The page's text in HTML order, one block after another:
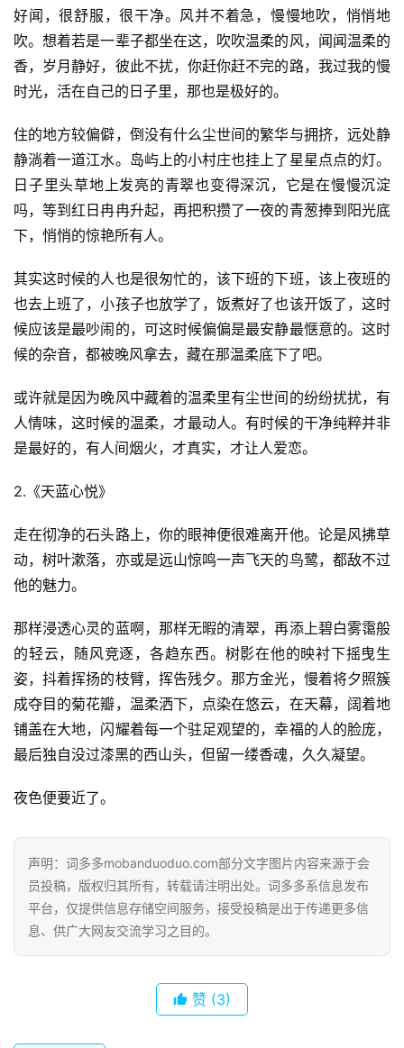
首
好闻，很舒服，很干净。风并不着急，慢慢地吹，悄悄地
吹。想着若是一辈子都坐在这，吹吹温柔的风，闻闻温柔的
香，岁月静好，彼此不扰，你赶你赶不完的路，我过我的慢
时光，活在自己的日子里，那也是极好的。
住的地方较偏僻，倒没有什么尘世间的繁华与拥挤，远处静
静淌着一道江水。岛屿上的小村庄也挂上了星星点点的灯。
日子里头草地上发亮的青翠也变得深沉，它是在慢慢沉淀
吗，等到红日冉冉升起，再把积攒了一夜的青葱捧到阳光底
下，悄悄的惊艳所有人。
其实这时候的人也是很匆忙的，该下班的下班，该上夜班的
也去上班了，小孩子也放学了，饭煮好了也该开饭了，这时
候应该是最吵闹的，可这时候偏偏是最安静最惬意的。这时
候的杂音，都被晚风拿去，藏在那温柔底下了吧。
或许就是因为晚风中藏着的温柔里有尘世间的纷纷扰扰，有
人情味，这时候的温柔，才最动人。有时候的干净纯粹并非
是最好的，有人间烟火，才真实，才让人爱恋。
2.《天蓝心悦》
走在彻净的石头路上，你的眼神便很难离开他。论是风拂草
动，树叶漱落，亦或是远山惊鸣一声飞天的鸟鹭，都敌不过
他的魅力。
那样浸透心灵的蓝啊，那样无暇的清翠，再添上碧白雾霭般
的轻云，随风竞逐，各趋东西。树影在他的映衬下摇曳生
姿，抖着挥扬的枝臂，挥告残夕。那方金光，慢着将夕照簇
成夺目的菊花瓣，温柔洒下，点染在悠云，在天幕，阔着地
铺盖在大地，闪耀着每一个驻足观望的，幸福的人的脸庞，
最后独自没过漆黑的西山头，但留一缕香魂，久久凝望。
夜色便要近了。
声明：词多多mobanduoduo.com部分文字图片内容来源于会
员投稿，版权归其所有，转载请注明出处。词多多系信息发布
平台，仅提供信息存储空间服务，接受投稿是出于传递更多信
息、供广大网友交流学习之目的。
赞 (3)